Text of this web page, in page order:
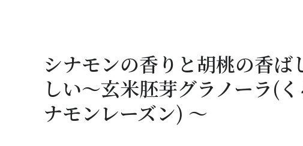
シナモンの香りと胡桃の香ば
しい～玄米胚芽グラノーラ(
ナモンレーズン) ～